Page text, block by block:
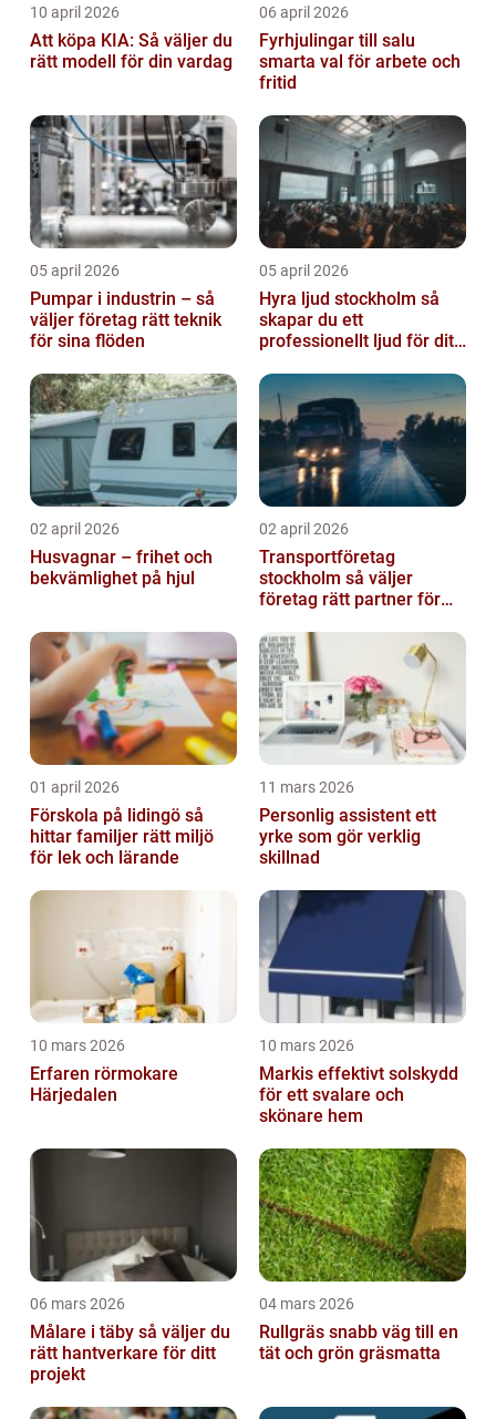
10 april 2026
Att köpa KIA: Så väljer du
rätt modell för din vardag
06 april 2026
Fyrhjulingar till salu
smarta val för arbete och
fritid
05 april 2026
Pumpar i industrin – så
väljer företag rätt teknik
för sina flöden
05 april 2026
Hyra ljud stockholm så
skapar du ett
professionellt ljud för ditt
02 april 2026
Husvagnar – frihet och
bekvämlighet på hjul
02 april 2026
Transportföretag
stockholm så väljer
företag rätt partner för
01 april 2026
Förskola på lidingö så
hittar familjer rätt miljö
för lek och lärande
11 mars 2026
Personlig assistent ett
yrke som gör verklig
skillnad
10 mars 2026
Erfaren rörmokare
Härjedalen
10 mars 2026
Markis effektivt solskydd
för ett svalare och
skönare hem
06 mars 2026
Målare i täby så väljer du
rätt hantverkare för ditt
projekt
04 mars 2026
Rullgräs snabb väg till en
tät och grön gräsmatta